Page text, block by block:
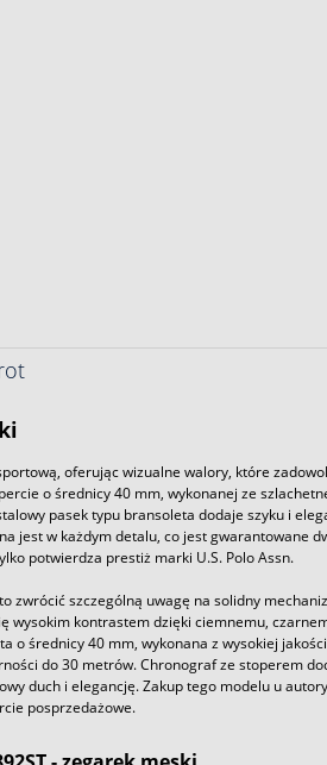
oferując wizualne walory, które
o średnicy 40 mm, wykonanej ze
pasek typu bransoleta dodaje szyku i
jest w każdym detalu, co jest gwarantowane
potwierdza prestiż marki U.S. Polo Assn.
zwrócić szczególną uwagę na solidny
kontrastem dzięki ciemnemu,
o średnicy 40 mm, wykonana z wysokiej
do 30 metrów. Chronograf ze stoperem
duch i elegancję. Zakup tego modelu u
posprzedażowe.